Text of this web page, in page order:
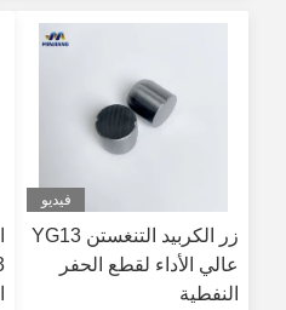
فيديو
زر الكربيد التنغستن YG13
عالي الأداء لقطع الحفر
النفطية